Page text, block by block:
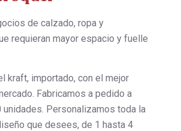
de calzado, ropa y
requieran mayor espacio y fuelle
kraft, importado, con el mejor
Fabricamos a pedido a
unidades. Personalizamos toda la
que desees, de 1 hasta 4